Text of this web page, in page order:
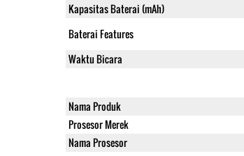
Kapasitas Baterai (mAh)
Baterai Features
Waktu Bicara
Nama Produk
Prosesor Merek
Nama Prosesor